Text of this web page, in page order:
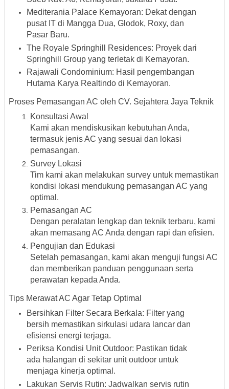
Mediterania Palace Kemayoran: Dekat dengan
pusat IT di Mangga Dua, Glodok, Roxy, dan
Pasar Baru.
The Royale Springhill Residences: Proyek dari
Springhill Group yang terletak di Kemayoran.
Rajawali Condominium: Hasil pengembangan
Hutama Karya Realtindo di Kemayoran.
Proses Pemasangan AC oleh CV. Sejahtera Jaya Teknik
Konsultasi Awal
Kami akan mendiskusikan kebutuhan Anda,
termasuk jenis AC yang sesuai dan lokasi
pemasangan.
Survey Lokasi
Tim kami akan melakukan survey untuk memastikan
kondisi lokasi mendukung pemasangan AC yang
optimal.
Pemasangan AC
Dengan peralatan lengkap dan teknik terbaru, kami
akan memasang AC Anda dengan rapi dan efisien.
Pengujian dan Edukasi
Setelah pemasangan, kami akan menguji fungsi AC
dan memberikan panduan penggunaan serta
perawatan kepada Anda.
Tips Merawat AC Agar Tetap Optimal
Bersihkan Filter Secara Berkala: Filter yang
bersih memastikan sirkulasi udara lancar dan
efisiensi energi terjaga.
Periksa Kondisi Unit Outdoor: Pastikan tidak
ada halangan di sekitar unit outdoor untuk
menjaga kinerja optimal.
Lakukan Servis Rutin: Jadwalkan servis rutin